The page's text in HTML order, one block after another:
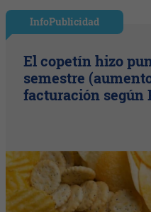
InfoPublicidad
El copetín hizo
semestre
facturación según